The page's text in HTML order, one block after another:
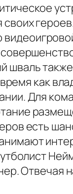
шваль
как
Для
есть
Отвечая